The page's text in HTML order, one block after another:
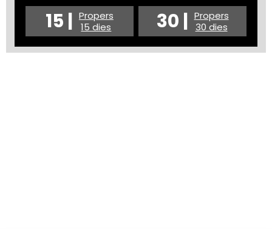
15 | Propers
15 dies
30 | Propers
30 dies